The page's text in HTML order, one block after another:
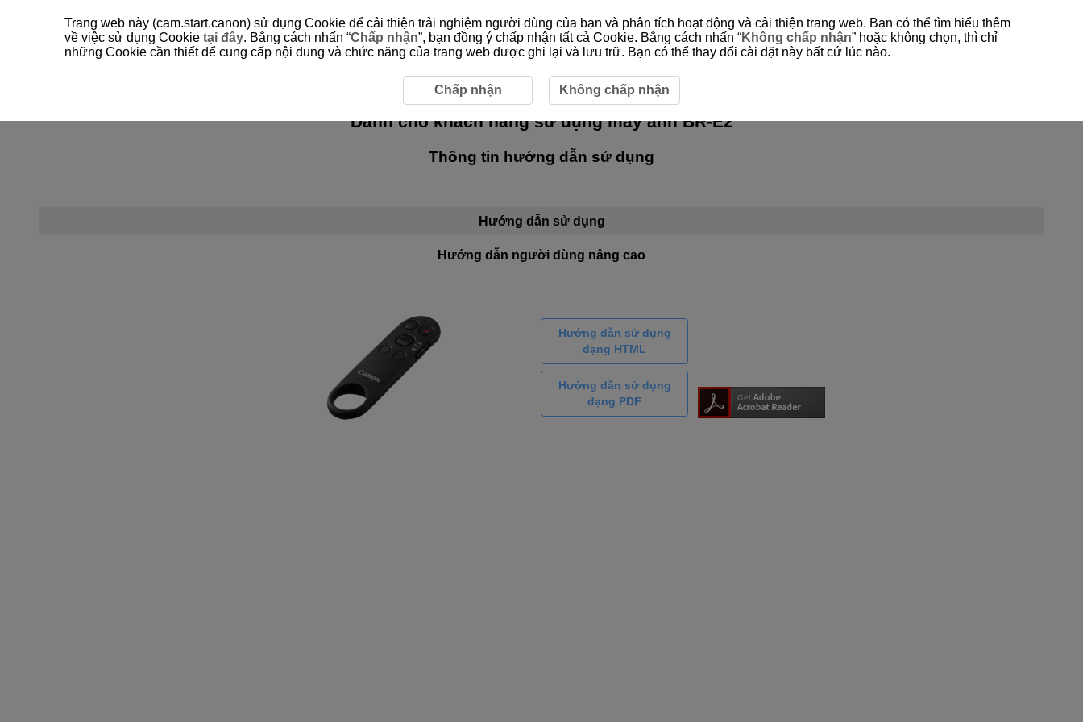
-- Chọn Khu vực/Quốc gia -- Tiếng ệt nam
Dành cho khách hàng sử dụng máy ảnhBR-E2
Thông tin hướng dẫn sử dụng
Hướng dẫn sử dụng
Hướng dẫn người dùng nâng cao
Hướng dẫn sử dụng
dạng HTML
Hướng dẫn sử dụng
dạng PDF
Trang web này (cam.start.canon) sử dụng Cookie để cải thiện trải nghiệm người dùng của bạn và phân tích hoạt động và cải thiện trang web. Bạn có thể tìm hiểu thêm
về việc sử dụng Cookie tại đây. Bằng cách nhấn “Chấp nhận”, bạn đồng ý chấp nhận tất cả Cookie. Bằng cách nhấn “Không chấp nhận” hoặc không chọn, thì chỉ
những Cookie cần thiết để cung cấp nội dung và chức năng của trang web được ghi lại và lưu trữ. Bạn có thể thay đổi cài đặt này bất cứ lúc nào.
Chấp nhận Không chấp nhận